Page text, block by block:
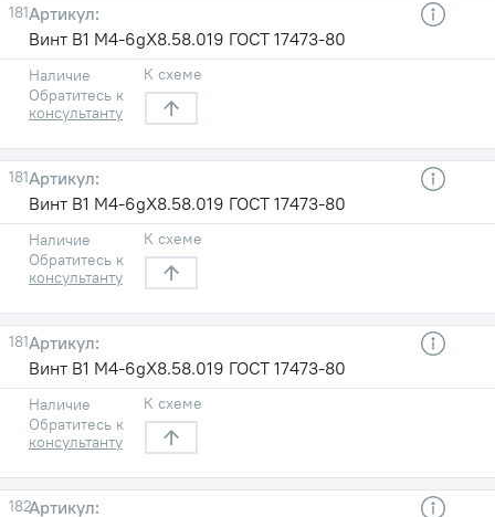
181
Винт В1 М4-6gХ8.58.019 ГОСТ 17473-80
Наличие
Обратитесь к
консультанту
К схеме
181
Винт В1 М4-6gХ8.58.019 ГОСТ 17473-80
Наличие
Обратитесь к
консультанту
К схеме
181
Винт В1 М4-6gХ8.58.019 ГОСТ 17473-80
Наличие
Обратитесь к
консультанту
К схеме
182